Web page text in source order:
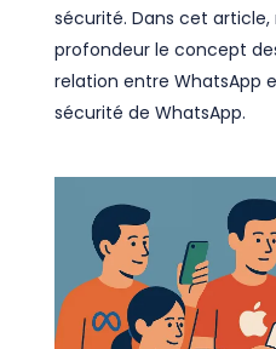
sécurité. Dans cet article,
profondeur le concept
relation entre WhatsApp
sécurité de WhatsApp.